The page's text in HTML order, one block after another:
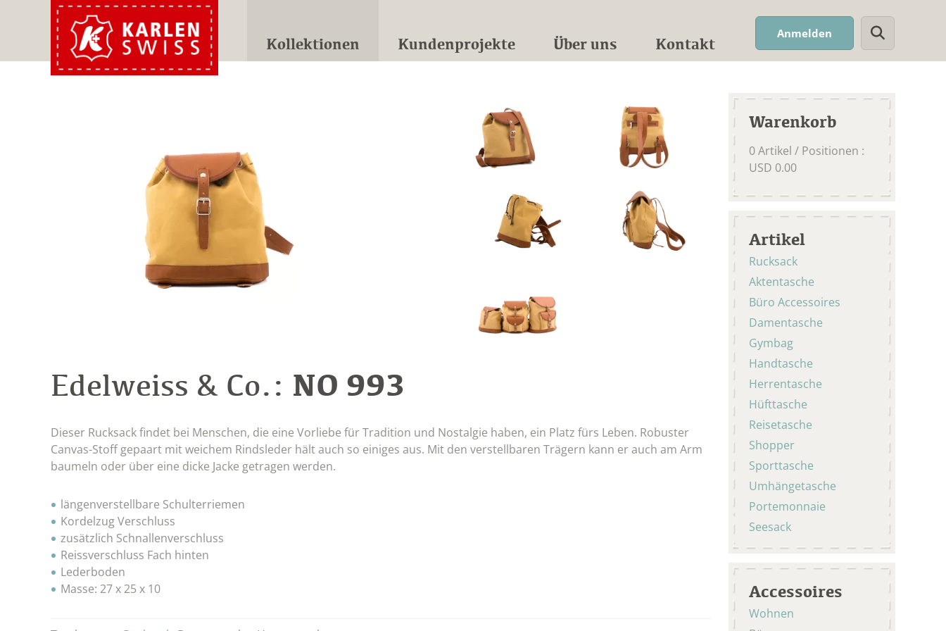
Kollektionen Kundenprojekte Über uns Kontakt
Anmelden Suchwort
Warenkorb
0Artikel / Positionen :
USD 0.00
Artikel
Rucksack
Aktentasche
Büro Accessoires
Damentasche
Gymbag
Handtasche
Herrentasche
Hüfttasche
Reisetasche
Shopper
Sporttasche
Umhängetasche
Portemonnaie
Seesack
Accessoires
Wohnen
Edelweiss & Co.: NO 993
Dieser Rucksack findet bei Menschen, die eine Vorliebe für Tradition und Nostalgie haben, ein Platz fürs Leben. Robuster
Canvas-Stoff gepaart mit weichem Rindsleder hält auch so einiges aus. Mit den verstellbaren Trägern kann er auch am Arm
baumeln oder über eine dicke Jacke getragen werden.
längenverstellbare Schulterriemen
Kordelzug Verschluss
zusätzlich Schnallenverschluss
Reissverschluss Fach hinten
Lederboden
Masse: 27 x 25 x 10